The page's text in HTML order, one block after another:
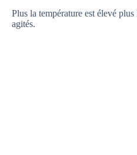
Plus la température est élevé
agités.